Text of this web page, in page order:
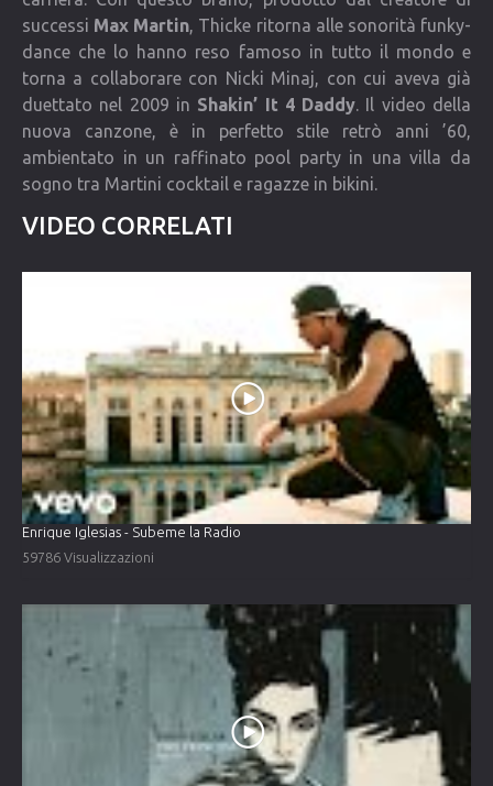
successi Max Martin , Thicke ritorna alle sonorità funky-
dance che lo hanno reso famoso in tutto il mondo e
torna a collaborare con Nicki Minaj, con cui aveva già
duettato nel 2009 in Shakin’ It 4 Daddy . Il video della
nuova canzone, è in perfetto stile retrò anni ’60,
ambientato in un raffinato pool party in una villa da
sogno tra Martini cocktail e ragazze in bikini.
VIDEO CORRELATI
Enrique Iglesias - Subeme la Radio
59786 Visualizzazioni